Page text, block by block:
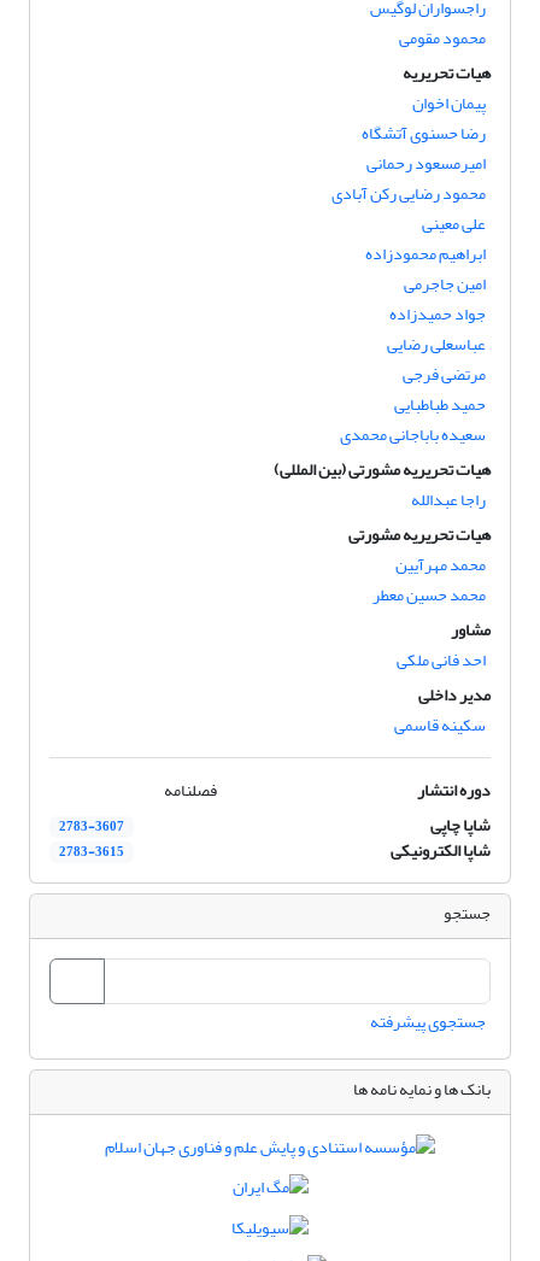
راجسواران لوگیس
محمود مقومی
هیات تحریریه
پیمان اخوان
رضا حسنوی آتشگاه
امیرمسعود رحمانی
محمود رضایی رکن آبادی
علی معینی
ابراهیم محمودزاده
امین جاجرمی
جواد حمیدزاده
عباسعلی رضایی
مرتضی فرجی
حمید طباطبایی
سعیده باباجانی محمدی
هیات تحریریه مشورتی (بین المللی)
راجا عبدالله
هیات تحریریه مشورتی
محمد مهرآیین
محمد حسین معطر
مشاور
احد فانی ملکی
مدیر داخلی
سکینه قاسمی
دوره انتشار
فصلنامه
شاپا چاپی
2783-3607
شاپا الکترونیکی 2783-3615
جستجو
جستجوی پیشرفته
بانک ها و نمایه نامه ها